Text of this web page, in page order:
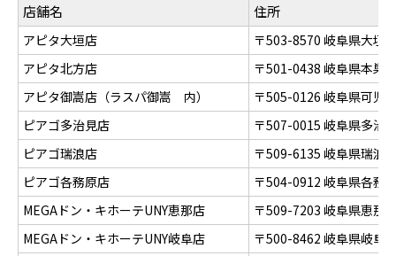
店舗名 住所
アピタ大垣店
〒503-8570 岐阜県大垣
アピタ北方店
〒501-0438 岐阜県本巣
アピタ御嵩店（ラスパ御嵩 内）
〒505-0126 岐阜県可児
ピアゴ多治見店
〒507-0015 岐阜県多治
ピアゴ瑞浪店
〒509-6135 岐阜県瑞浪
ピアゴ各務原店
〒504-0912 岐阜県各務
MEGAドン・キホーテUNY恵那店
〒509-7203 岐阜県恵那
MEGAドン・キホーテUNY岐阜店
〒500-8462 岐阜県岐阜